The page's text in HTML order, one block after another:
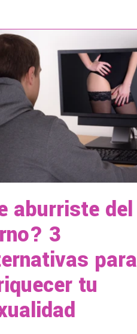
aburriste del
3
para
tu